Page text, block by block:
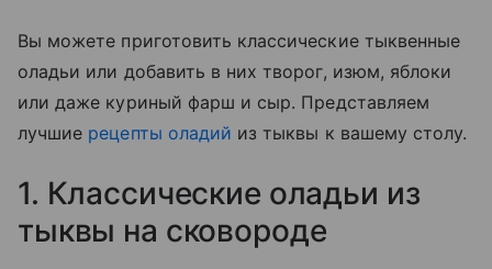
Вы можете приготовить классические тыквенные
оладьи или добавить в них творог, изюм, яблоки
или даже куриный фарш и сыр. Представляем
лучшие рецепты оладий из тыквы к вашему столу.
1. Классические оладьи из
тыквы на сковороде